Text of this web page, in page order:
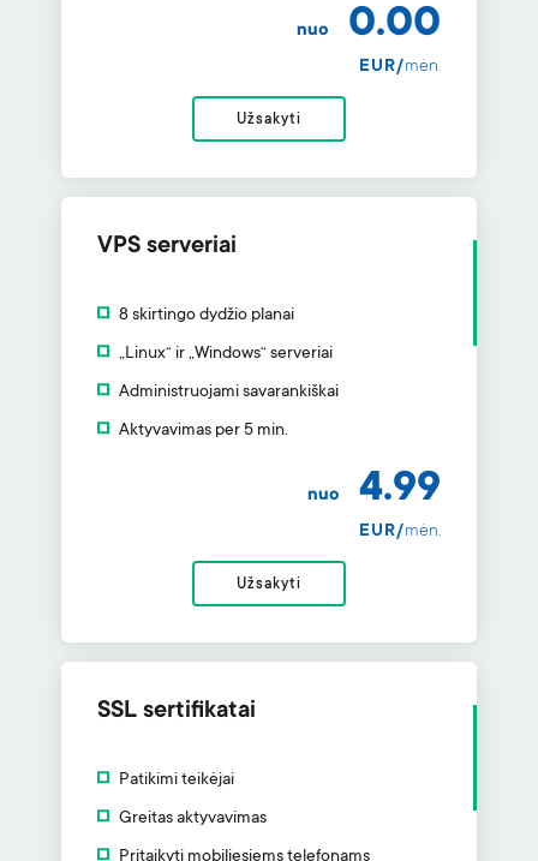
nuo 0.00
EUR/mėn.
Užsakyti
VPS serveriai
8 skirtingo dydžio planai
„Linux“ ir „Windows“ serveriai
Administruojami savarankiškai
Aktyvavimas per 5 min.
nuo 4.99
EUR/mėn.
Užsakyti
SSL sertifikatai
Patikimi teikėjai
Greitas aktyvavimas
Pritaikyti mobiliesiems telefonams